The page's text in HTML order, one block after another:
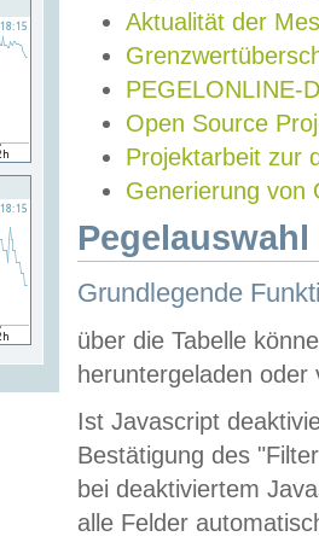
Aktualität der
PEGELONLINE-
Open Source
Projektarbeit zur
Generierung von
Grundlegende
über die Tabelle
heruntergeladen oder
Ist Javascript
Bestätigung des
bei deaktiviertem
alle Felder